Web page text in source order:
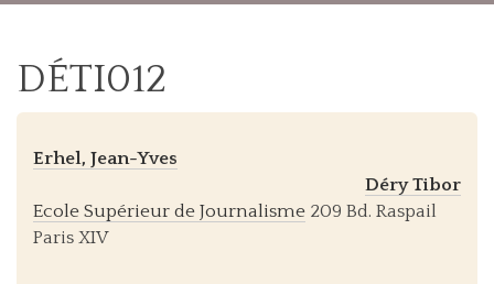
DÉTI012
Erhel, Jean-Yves
Déry Tibor
Ecole Supérieur de Journalisme 209 Bd. Raspail
Paris XIV